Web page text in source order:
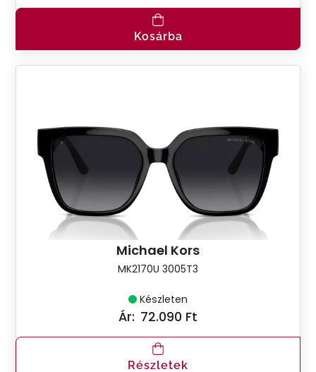
Kosárba
Michael Kors
MK2170U 3005T3
Készleten
Ár: 72.090 Ft
Részletek